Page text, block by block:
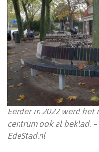
Eerder in 2022 werd het
centrum ook al beklad. –
EdeStad.nl